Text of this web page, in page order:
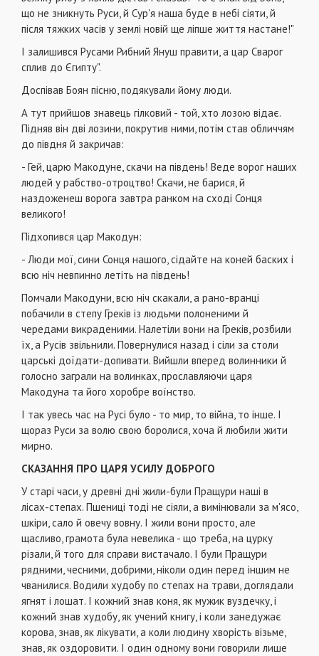
що не зникнуть Руси, й Сур'я наша буде в небі сіяти, й
після тяжких часів у землі новій ще ліпше життя настане!"
І залишився Русами Рибний Януш правити, а цар Сварог
сплив до Єгипту".
Доспівав Боян пісню, подякували йому люди.
А тут прийшов знавець гілковий - той, хто лозою відає.
Підняв він дві лозини, покрутив ними, потім став обличчям
до півдня й закричав:
- Гей, царю Макодуне, скачи на південь! Веде ворог наших
людей у рабство-отроцтво! Скачи, не барися, й
наздоженеш ворога завтра ранком на сході Сонця
великого!
Підхопився цар Макодун:
- Люди мої, сини Сонця нашого, сідайте на коней баских і
всю ніч невпинно летіть на південь!
Помчали Макодуни, всю ніч скакали, а рано-вранці
побачили в степу Греків із людьми полоненими й
чередами викраденими. Налетіли вони на Греків, розбили
їх, а Русів звільнили. Повернулися назад і сіли за столи
царські доїдати-допивати. Вийшли вперед волинники й
голосно заграли на волинках, прославляючи царя
Макодуна та його хоробре воїнство.
І так увесь час на Русі було - то мир, то війна, то інше. І
щораз Руси за волю свою боролися, хоча й любили жити
мирно.
СКАЗАННЯ ПРО ЦАРЯ УСИЛУ ДОБРОГО
У старі часи, у древні дні жили-були Пращури наші в
лісах-степах. Пшениці тоді не сіяли, а вимінювали за м'ясо,
шкіри, сало й овечу вовну. І жили вони просто, але
щасливо, грамота була невелика - що треба, на цурку
різали, й того для справи вистачало. І були Пращури
рядними, чесними, добрими, ніколи один перед іншим не
чванилися. Водили худобу по степах на трави, доглядали
ягнят і лошат. І кожний знав коня, як мужик вуздечку, і
кожний знав худобу, як учений книгу, і коли занедужає
корова, знав, як лікувати, а коли людину хворість візьме,
знав, як оздоровити. І один одному вони говорили лише